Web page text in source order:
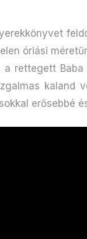
óriási
rettegett
kaland
erősebbé